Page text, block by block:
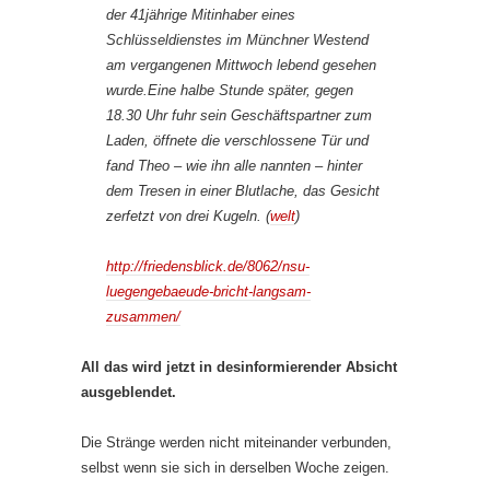
der 41jährige Mitinhaber eines
Schlüsseldienstes im Münchner Westend
am vergangenen Mittwoch lebend gesehen
wurde.Eine halbe Stunde später, gegen
18.30 Uhr fuhr sein Geschäftspartner zum
Laden, öffnete die verschlossene Tür und
fand Theo – wie ihn alle nannten – hinter
dem Tresen in einer Blutlache, das Gesicht
zerfetzt von drei Kugeln. (welt)
http://friedensblick.de/8062/nsu-
luegengebaeude-bricht-langsam-
zusammen/
All das wird jetzt in desinformierender Absicht
ausgeblendet.
Die Stränge werden nicht miteinander verbunden,
selbst wenn sie sich in derselben Woche zeigen.